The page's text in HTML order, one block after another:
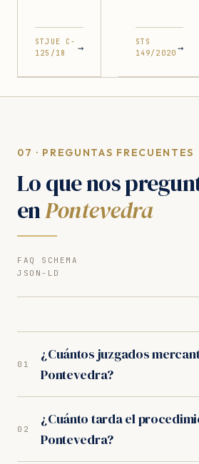
STJUE C-
125/18
→
STS
149/2020 →
07 · PREGUNTAS FRECUENTES
Lo que nos
enPontevedra
FAQ SCHEMA
JSON-LD
01
¿Cuántos juzgados
Pontevedra?
Juzgados de lo
Pontevedra. Sus criterios de
02
¿Cuánto tarda el
Pontevedra?